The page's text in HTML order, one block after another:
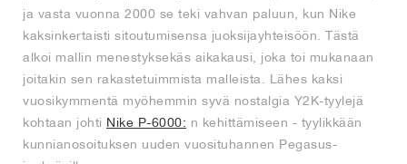
ja vasta vuonna 2000 se teki vahvan paluun, kun Nike
kaksinkertaisti sitoutumisensa juoksijayhteisöön. Tästä
alkoi mallin menestyksekäs aikakausi, joka toi mukanaan
joitakin sen rakastetuimmista malleista. Lähes kaksi
vuosikymmentä myöhemmin syvä nostalgia Y2K-tyylejä
kohtaan johti Nike P-6000: n kehittämiseen - tyylikkään
kunnianosoituksen uuden vuosituhannen Pegasus-